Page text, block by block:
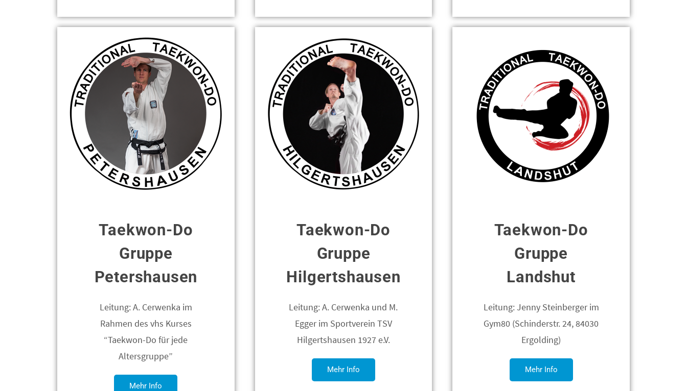
Taekwon-Do
Gruppe
Petershausen
Leitung: A. Cerwenka im
Rahmen des vhs Kurses
“Taekwon-Do für jede
Altersgruppe”
Mehr Info
Taekwon-Do
Gruppe
Hilgertshausen
Leitung: A. Cerwenka und M.
Egger im Sportverein TSV
Hilgertshausen 1927 e.V.
Mehr Info
Taekwon-Do
Gruppe
Landshut
Leitung: Jenny Steinberger im
Gym80 (Schinderstr. 24, 84030
Ergolding)
Mehr Info